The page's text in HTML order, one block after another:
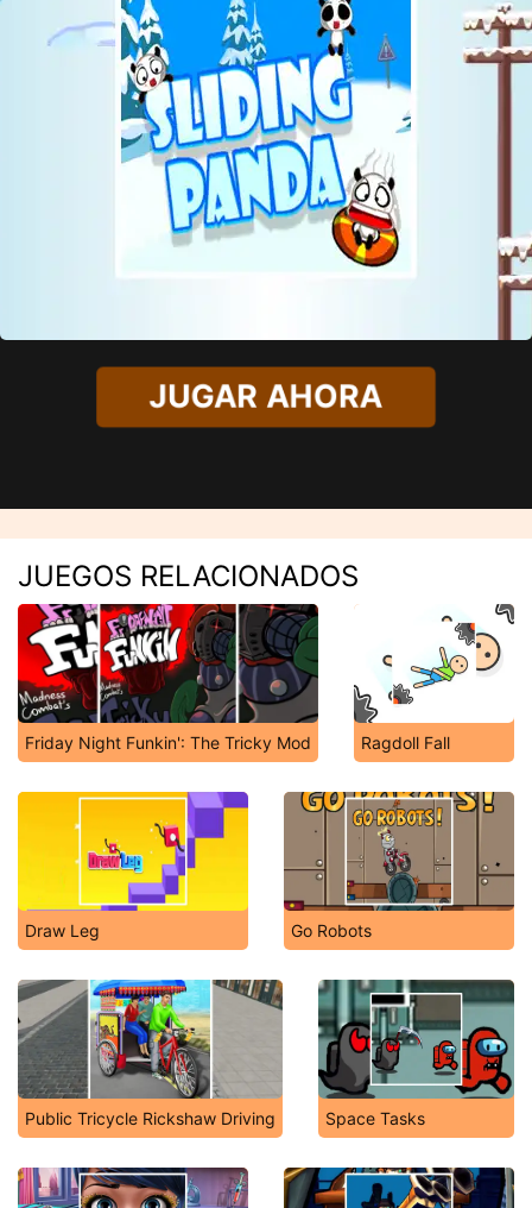
JUGAR AHORA
JUEGOS RELACIONADOS
Friday Night Funkin': The Tricky Mod Ragdoll Fall
Draw Leg Go Robots
Public Tricycle Rickshaw Driving Space Tasks